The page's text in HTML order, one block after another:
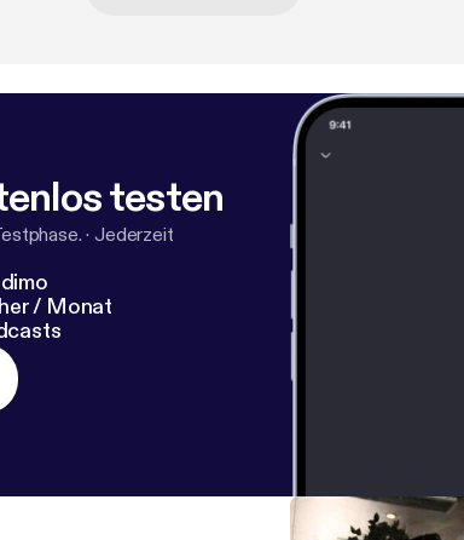
testen
· Jederzeit
/ Monat